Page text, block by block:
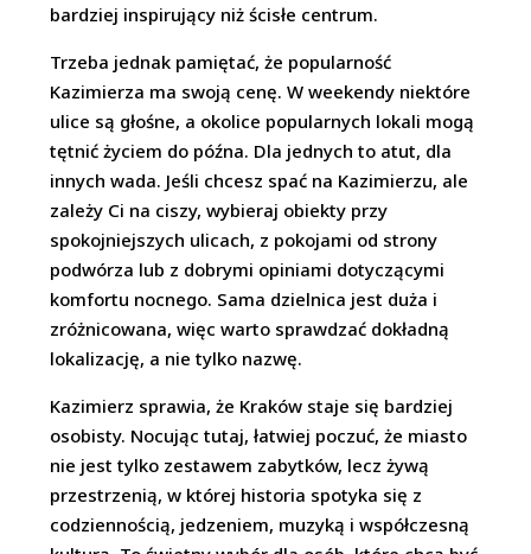
bardziej inspirujący niż ścisłe centrum.
Trzeba jednak pamiętać, że popularność
Kazimierza ma swoją cenę. W weekendy niektóre
ulice są głośne, a okolice popularnych lokali mogą
tętnić życiem do późna. Dla jednych to atut, dla
innych wada. Jeśli chcesz spać na Kazimierzu, ale
zależy Ci na ciszy, wybieraj obiekty przy
spokojniejszych ulicach, z pokojami od strony
podwórza lub z dobrymi opiniami dotyczącymi
komfortu nocnego. Sama dzielnica jest duża i
zróżnicowana, więc warto sprawdzać dokładną
lokalizację, a nie tylko nazwę.
Kazimierz sprawia, że Kraków staje się bardziej
osobisty. Nocując tutaj, łatwiej poczuć, że miasto
nie jest tylko zestawem zabytków, lecz żywą
przestrzenią, w której historia spotyka się z
codziennością, jedzeniem, muzyką i współczesną